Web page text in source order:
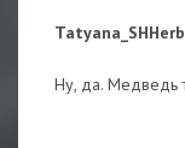
Ну, да. Медведь